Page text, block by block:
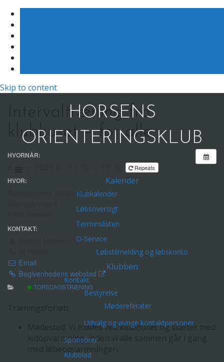
Skip to content
HORSENS
ORIENTERINGSKLUB
Kalender
Klubkalender
Løbsoversigt
Terminslisten
O-Service
Løbstilmelding og løbskonto
Klubben
Kontakt
Bestyrelse
Mødereferater
Udvalg og øvrige kontaktpersoner
Sponsorer
Klubblad
Intervaltræning fra
klubhuset – for alle
HVORNÅR:
Repeats
HVOR:
Åbjergskoven, Klubhuset
KONTAKT:
Email
Begivenhedens websted
TORSDAGSTRÆNING
Mødested: Vi mødes ved klubhuset og starter med
ledopvarmning, inden vi alle sammen går i gang